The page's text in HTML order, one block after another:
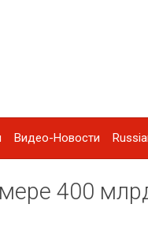
Видео-Новости
400